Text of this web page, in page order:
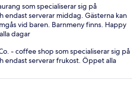
som specialiserar sig på
endast serverar middag. Gästerna kan
vid baren. Barnmeny finns. Happy
dagar
- coffee shop som specialiserar sig på
endast serverar frukost. Öppet alla